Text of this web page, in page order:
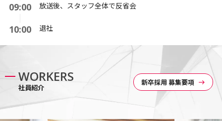
09:00 放送後、スタッフ全体で反省会
10:00 退社
WORKERS
社員紹介
新卒採用 募集要項 east